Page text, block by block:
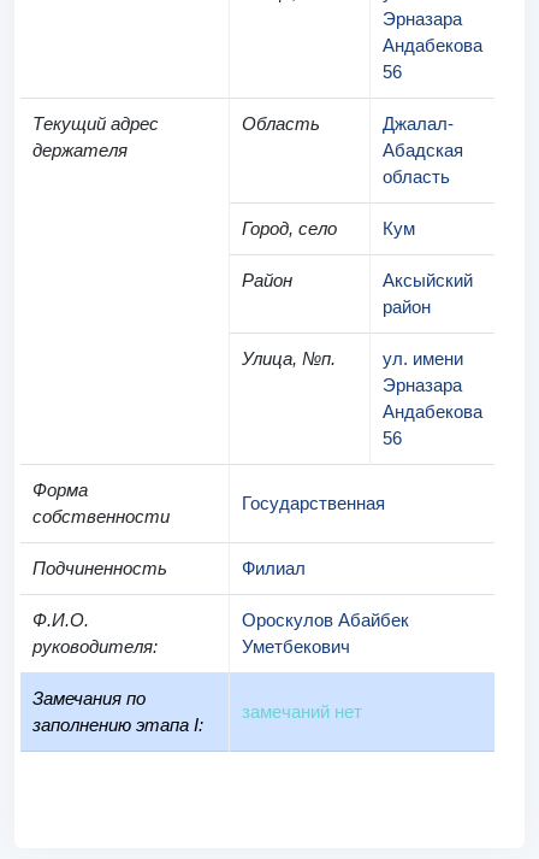
Эрназара
Андабекова
56
Текущий адрес
держателя
Область
Джалал-
Абадская
область
Город, село Кум
Район
Аксыйский
район
Улица, №п.
ул. имени
Эрназара
Андабекова
56
Форма
собственности
Государственная
Подчиненность Филиал
Ф.И.О.
руководителя:
Ороскулов Абайбек
Уметбекович
Замечания по
заполнению этапа I:
замечаний нет